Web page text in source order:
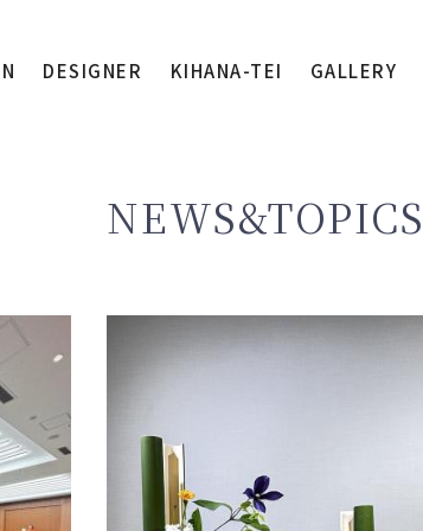
DESIGNER KIHANA-TEI GALLERY
NEWS&TOPICS